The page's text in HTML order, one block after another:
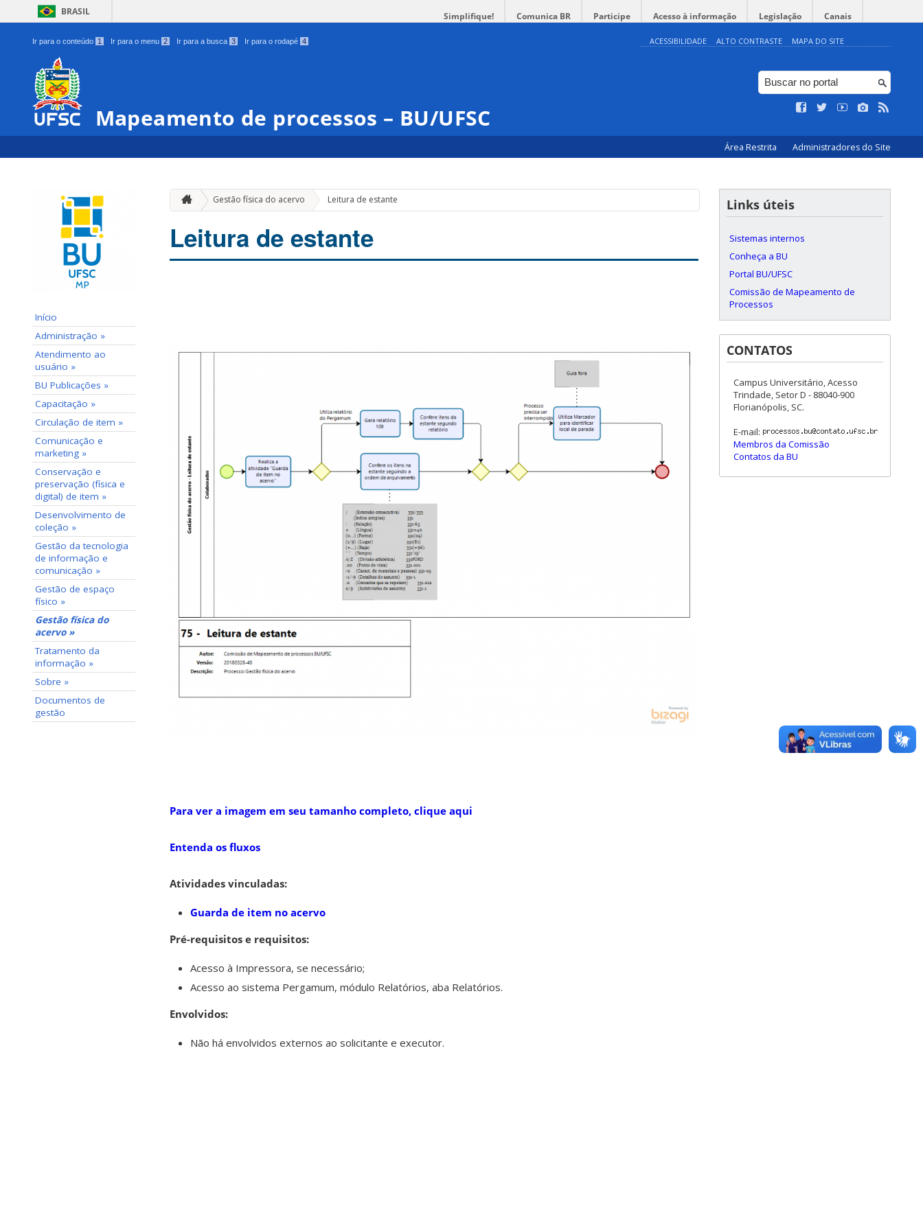
BRASIL Simplifique! Comunica BR Participe Acesso à informação Legislação Canais
Ir para o conteúdo 1 Ir para o menu 2 Ir para a busca 3 Ir para o rodapé 4 ACESSIBILIDADE ALTO CONTRASTE MAPA DO SITE
Mapeamento de processos – BU/UFSC
Área Restrita Administradores do Site
Início
Administração »
Atendimento ao
usuário »
BU Publicações »
Capacitação »
Circulação de item »
Comunicação e
marketing »
Conservação e
preservação (física e
digital) de item »
Desenvolvimento de
coleção »
Gestão da tecnologia
de informação e
comunicação »
Gestão de espaço
físico »
Gestão física do
acervo »
Tratamento da
informação »
Sobre »
Documentos de
gestão
Gestão física do acervo Leitura de estante
Leitura de estante
Para ver a imagem em seu tamanho completo, clique aqui
Entenda os fluxos
Atividades vinculadas:
Guarda de item no acervo
Pré-requisitos e requisitos:
Acesso à Impressora, se necessário;
Acesso ao sistema Pergamum, módulo Relatórios, aba Relatórios.
Envolvidos:
Não há envolvidos externos ao solicitante e executor.
Links úteis
Sistemas internos
Conheça a BU
Portal BU/UFSC
Comissão de Mapeamento de
Processos
CONTATOS
Campus Universitário, Acesso
Trindade, Setor D - 88040-900
Florianópolis, SC.
E-mail:
Membros da Comissão
Contatos da BU